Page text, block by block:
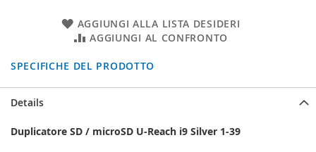
AGGIUNGI ALLA LISTA DESIDERI
AGGIUNGI AL CONFRONTO
SPECIFICHE DEL PRODOTTO
Details
Duplicatore SD / microSD U-Reach i9 Silver 1-39